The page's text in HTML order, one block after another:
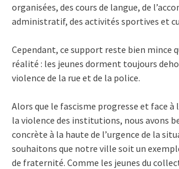
organisées, des cours de langue, de
administratif, des activités sportives et
Cependant, ce support reste bien mince
réalité : les jeunes dorment toujours
violence de la rue et de la police.
Alors que le fascisme progresse et face à
la violence des institutions, nous avons
concrète à la haute de l’urgence de la
souhaitons que notre ville soit un
de fraternité. Comme les jeunes du